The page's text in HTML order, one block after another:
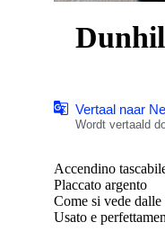
Vertaal naar
Wordt vertaald
Accendino
Placcato argento
Come si vede
Usato e